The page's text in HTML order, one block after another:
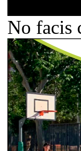
No facis